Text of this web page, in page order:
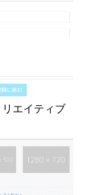
エイティブ